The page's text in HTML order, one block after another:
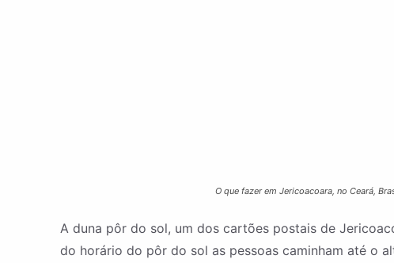
O que fazer em Jericoacoara, no Ceará,
A duna pôr do sol, um dos cartões postais de
do horário do pôr do sol as pessoas caminham até o